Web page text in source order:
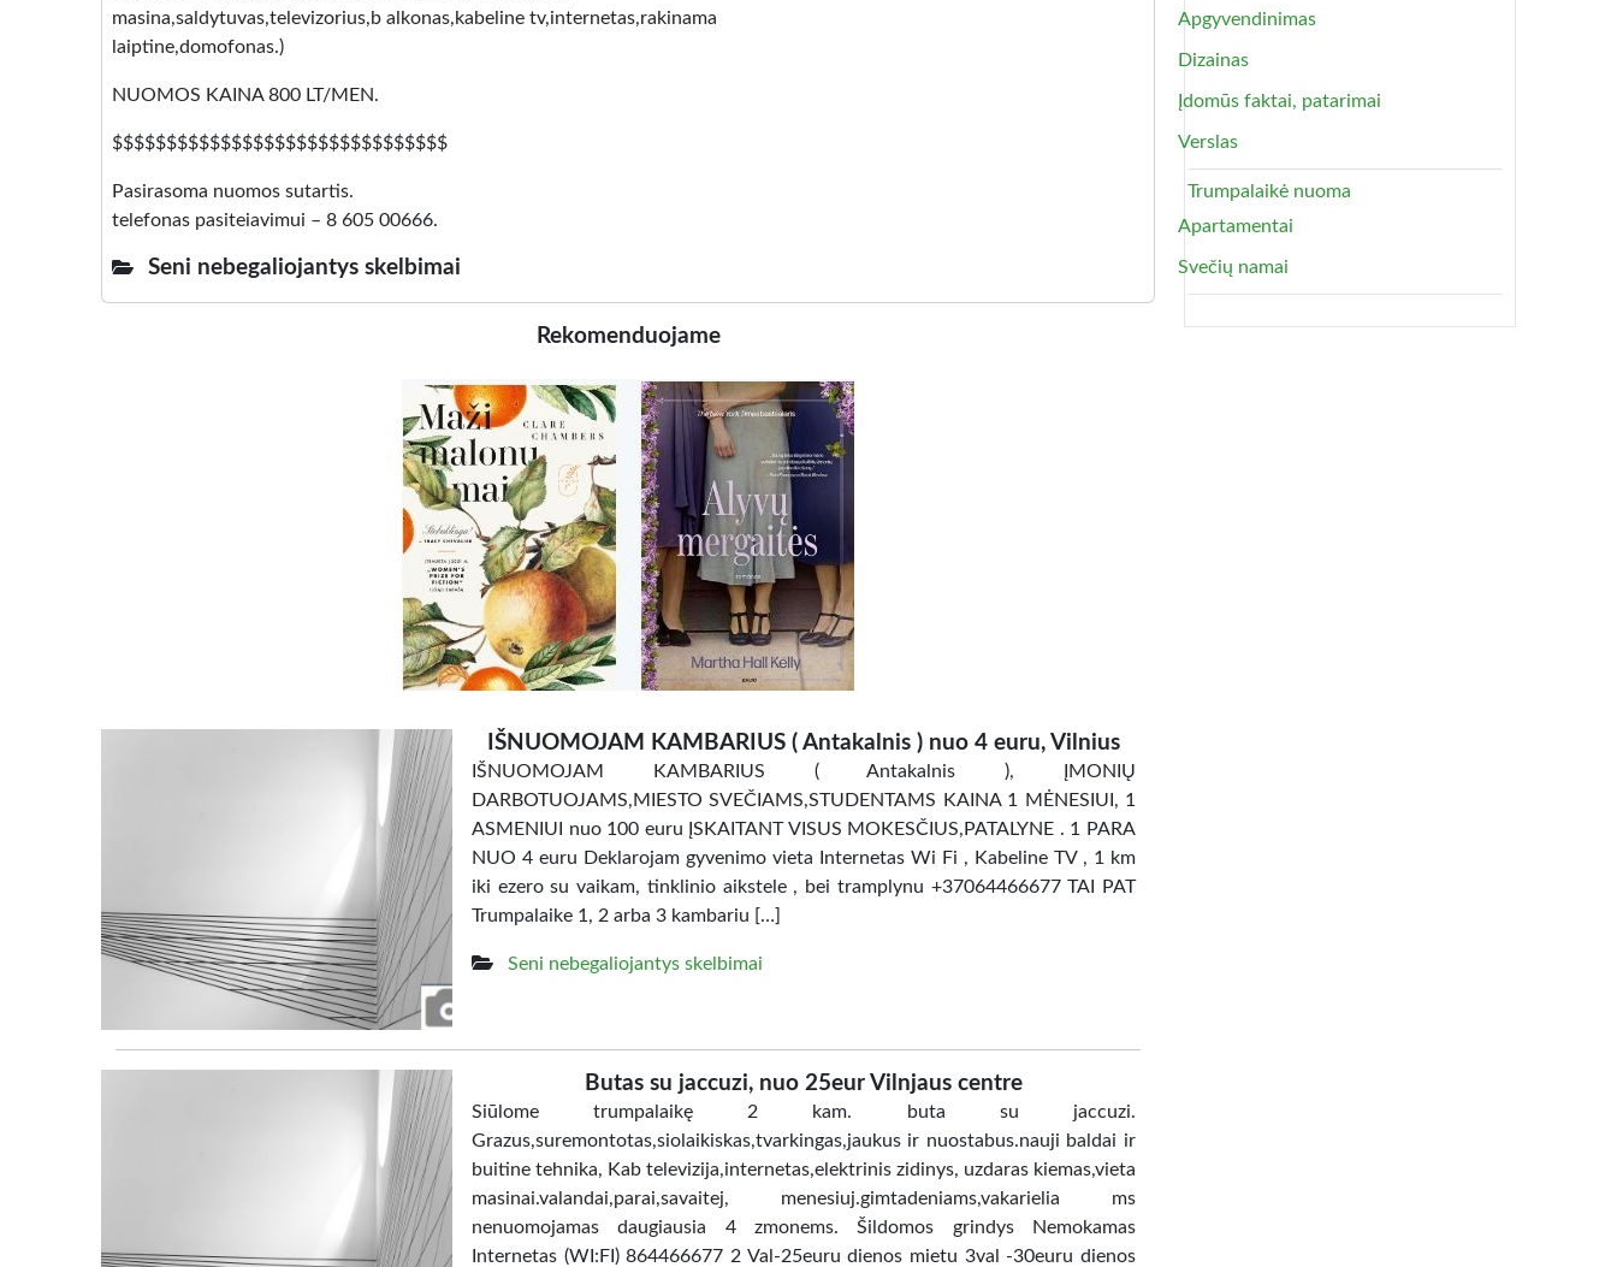
masina,saldytuvas,televizorius,b alkonas,kabeline tv,internetas,rakinama
laiptine,domofonas.)
NUOMOS KAINA 800 LT/MEN.
$$$$$$$$$$$$$$$$$$$$$$$$$$$$$$$
Pasirasoma nuomos sutartis.
telefonas pasiteiavimui – 8 605 00666.
Seni nebegaliojantys skelbimai
Rekomenduojame
IŠNUOMOJAM KAMBARIUS ( Antakalnis ) nuo 4 euru, Vilnius
IŠNUOMOJAM KAMBARIUS ( Antakalnis ), ĮMONIŲ
DARBOTUOJAMS,MIESTO SVEČIAMS,STUDENTAMS KAINA 1 MĖNESIUI, 1
ASMENIUI nuo 100 euru ĮSKAITANT VISUS MOKESČIUS,PATALYNE . 1 PARA
NUO 4 euru Deklarojam gyvenimo vieta Internetas Wi Fi , Kabeline TV , 1 km
iki ezero su vaikam, tinklinio aikstele , bei tramplynu +37064466677 TAI PAT
Trumpalaike 1, 2 arba 3 kambariu […]
Seni nebegaliojantys skelbimai
Butas su jaccuzi, nuo 25eur Vilnjaus centre
Siūlome trumpalaikę 2 kam. buta su jaccuzi.
Grazus,suremontotas,siolaikiskas,tvarkingas,jaukus ir nuostabus.nauji baldai ir
buitine tehnika, Kab televizija,internetas,elektrinis zidinys, uzdaras kiemas,vieta
masinai.valandai,parai,savaitej, menesiuj.gimtadeniams,vakarielia ms
nenuomojamas daugiausia 4 zmonems. Šildomos grindys Nemokamas
Internetas (WI:FI) 864466677 2 Val-25euru dienos mietu 3val -30euru dienos
Apgyvendinimas
Dizainas
Įdomūs faktai, patarimai
Verslas
Trumpalaikė nuoma
Apartamentai
Svečių namai